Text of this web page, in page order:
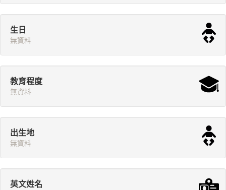
生日
無資料
教育程度
無資料
出生地
無資料
英文姓名